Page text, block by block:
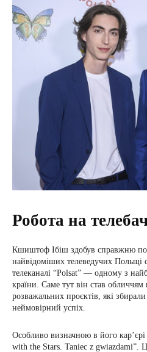
Робота на
Кшиштоф Ібіш здобув справжню
найвідоміших телеведучих Польщі
телеканалі “Polsat” — одному з
країни. Саме тут він став
розважальних проєктів, які
неймовірний успіх.
Особливо визначною в його
with the Stars. Taniec z gwiazdami”.